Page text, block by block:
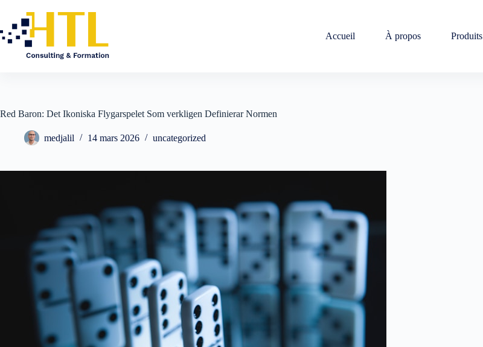
Accueil À propos Produits
Red Baron: Det Ikoniska Flygarspelet Som verkligen Definierar Normen
medjalil 14 mars 2026 uncategorized